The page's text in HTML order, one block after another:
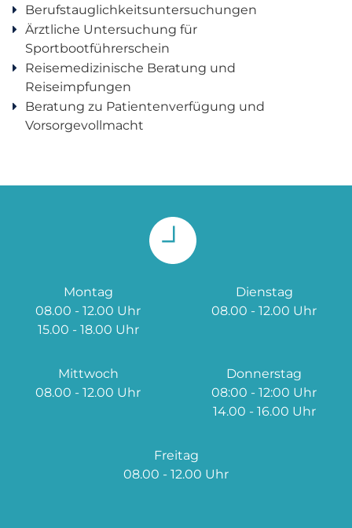
Berufstauglichkeitsuntersuchungen
Ärztliche Untersuchung für
Sportbootführerschein
Reisemedizinische Beratung und
Reiseimpfungen
Beratung zu Patientenverfügung und
Vorsorgevollmacht
Montag
08.00 - 12.00 Uhr
15.00 - 18.00 Uhr
Dienstag
08.00 - 12.00 Uhr
Mittwoch
08.00 - 12.00 Uhr
Donnerstag
08:00 - 12:00 Uhr
14.00 - 16.00 Uhr
Freitag
08.00 - 12.00 Uhr